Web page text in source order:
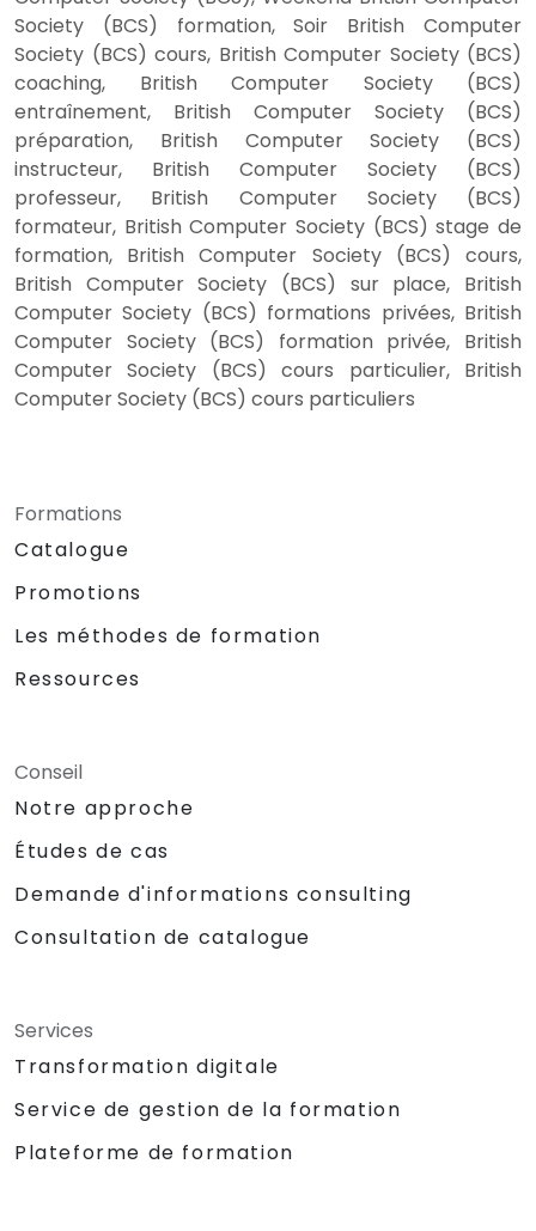
Society (BCS) formation, Soir British Computer
Society (BCS) cours, British Computer Society (BCS)
coaching, British Computer Society (BCS)
entraînement, British Computer Society (BCS)
préparation, British Computer Society (BCS)
instructeur, British Computer Society (BCS)
professeur, British Computer Society (BCS)
formateur, British Computer Society (BCS) stage de
formation, British Computer Society (BCS) cours,
British Computer Society (BCS) sur place, British
Computer Society (BCS) formations privées, British
Computer Society (BCS) formation privée, British
Computer Society (BCS) cours particulier, British
Computer Society (BCS) cours particuliers
Formations
Catalogue
Promotions
Les méthodes de formation
Ressources
Conseil
Notre approche
Études de cas
Demande d'informations consulting
Consultation de catalogue
Services
Transformation digitale
Service de gestion de la formation
Plateforme de formation